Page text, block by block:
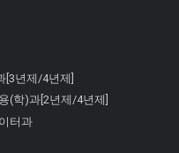
[3년제/4년제]
(학)과[2년제/4년제]
터과